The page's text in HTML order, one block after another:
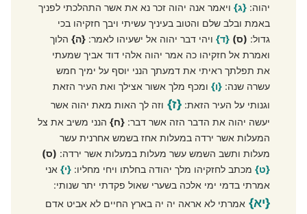
יהוה:{ג} ויאמר אנה יהוה זכר נא את אשר התהלכתי לפניך
באמת ובלב שלם והטוב בעיניך עשיתי ויבך חזקיהו בכי
גדול: (ס) {ד} ויהי דבר יהוה אל ישעיהו לאמר:{ה} הלוך
ואמרת אל חזקיהו כה אמר יהוה אלהי דוד אביך שמעתי
את תפלתך ראיתי את דמעתך הנני יוסף על ימיך חמש
עשרה שנה:{ו} ומכף מלך אשור אצילך ואת העיר הזאת
וגנותי על העיר הזאת:{ז} וזה לך האות מאת יהוה אשר
יעשה יהוה את הדבר הזה אשר דבר:{ח} הנני משיב את צל
המעלות אשר ירדה במעלות אחז בשמש אחרנית עשר
מעלות ותשב השמש עשר מעלות במעלות אשר ירדה: (ס)
{ט} מכתב לחזקיהו מלך יהודה בחלתו ויחי מחליו:{י} אני
אמרתי בדמי ימי אלכה בשערי שאול פקדתי יתר שנותי:
{יא} אמרתי לא אראה יה יה בארץ החיים לא אביט אדם